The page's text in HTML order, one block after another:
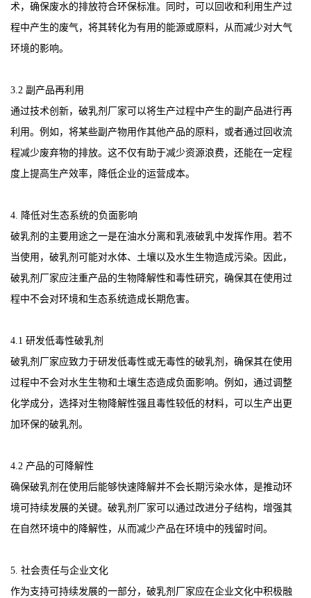
术，确保废水的排放符合环保标准。同时，可以回收和利用生产过
程中产生的废气，将其转化为有用的能源或原料，从而减少对大气
环境的影响。
3.2 副产品再利用
通过技术创新，破乳剂厂家可以将生产过程中产生的副产品进行再
利用。例如，将某些副产物用作其他产品的原料，或者通过回收流
程减少废弃物的排放。这不仅有助于减少资源浪费，还能在一定程
度上提高生产效率，降低企业的运营成本。
4. 降低对生态系统的负面影响
破乳剂的主要用途之一是在油水分离和乳液破乳中发挥作用。若不
当使用，破乳剂可能对水体、土壤以及水生生物造成污染。因此，
破乳剂厂家应注重产品的生物降解性和毒性研究，确保其在使用过
程中不会对环境和生态系统造成长期危害。
4.1 研发低毒性破乳剂
破乳剂厂家应致力于研发低毒性或无毒性的破乳剂，确保其在使用
过程中不会对水生生物和土壤生态造成负面影响。例如，通过调整
化学成分，选择对生物降解性强且毒性较低的材料，可以生产出更
加环保的破乳剂。
4.2 产品的可降解性
确保破乳剂在使用后能够快速降解并不会长期污染水体，是推动环
境可持续发展的关键。破乳剂厂家可以通过改进分子结构，增强其
在自然环境中的降解性，从而减少产品在环境中的残留时间。
5. 社会责任与企业文化
作为支持可持续发展的一部分，破乳剂厂家应在企业文化中积极融